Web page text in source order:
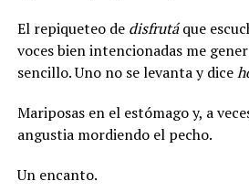
El repiqueteo de disfrutáque
voces bien intencionadas me
sencillo. Uno no se levanta y dice
Mariposas en el estómago y, a
angustia mordiendo el pecho.
Un encanto.